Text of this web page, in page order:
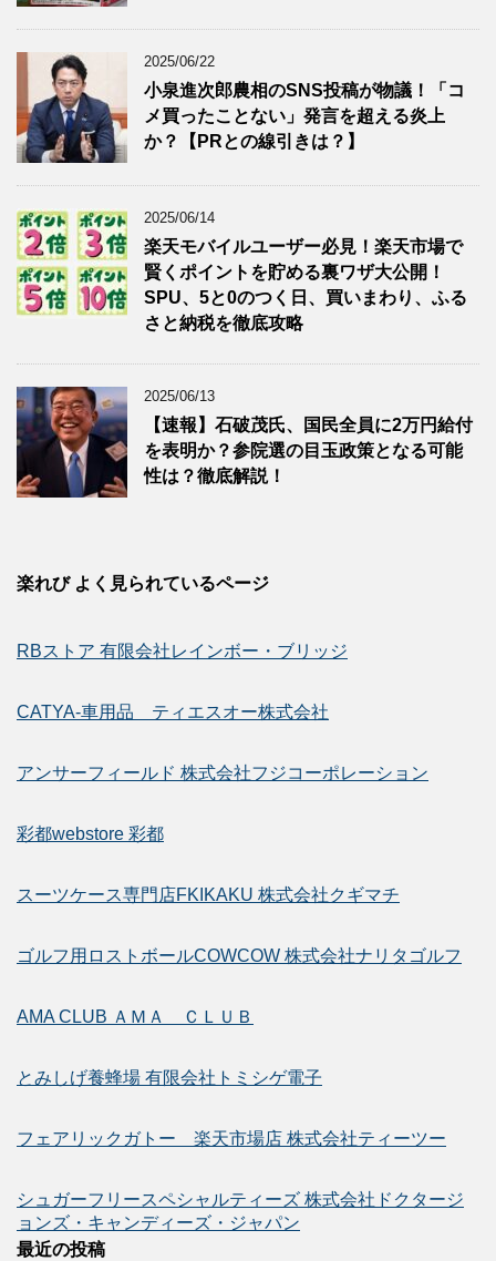
2025/06/22
小泉進次郎農相のSNS投稿が物議！「コ
メ買ったことない」発言を超える炎上
か？【PRとの線引きは？】
2025/06/14
楽天モバイルユーザー必見！楽天市場で
賢くポイントを貯める裏ワザ大公開！
SPU、5と0のつく日、買いまわり、ふる
さと納税を徹底攻略
2025/06/13
【速報】石破茂氏、国民全員に2万円給付
を表明か？参院選の目玉政策となる可能
性は？徹底解説！
楽れび よく見られているページ
RBストア 有限会社レインボー・ブリッジ
CATYA-車用品 ティエスオー株式会社
アンサーフィールド 株式会社フジコーポレーション
彩都webstore 彩都
スーツケース専門店FKIKAKU 株式会社クギマチ
ゴルフ用ロストボールCOWCOW 株式会社ナリタゴルフ
AMA CLUB ＡＭＡ ＣＬＵＢ
とみしげ養蜂場 有限会社トミシゲ電子
フェアリックガトー 楽天市場店 株式会社ティーツー
シュガーフリースペシャルティーズ 株式会社ドクタージ
ョンズ・キャンディーズ・ジャパン
最近の投稿